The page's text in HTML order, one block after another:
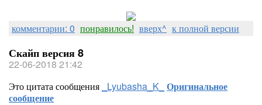
комментарии: 0 понравилось! вверх^ к полной версии
Скайп версия 8
22-06-2018 21:42
Это цитата сообщения
_Lyubasha_K_ Оригинальное
сообщение